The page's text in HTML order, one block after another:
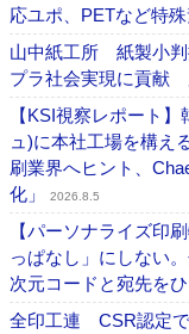
応ユポ、PETなど特
山中紙工所 紙製小判
プラ社会実現に貢献
【KSI視察レポート
ュ)に本社工場を構
刷業界へヒント、
化」
2026.8.5
【パーソナライズ印
っぱなし」にしない
次元コードと宛先を
全印工連 CSR認定で